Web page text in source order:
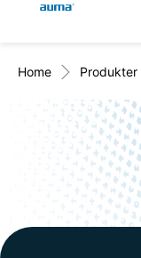
Produkter
Lösningar
Nedladdningar
Global
Europa
Asien
Sök
Home Produkter